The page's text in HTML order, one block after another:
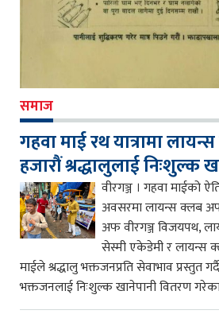
समाज
गहवा माई रथ यात्रामा
हजारौं श्रद्धालुलाई निःशुल्क
वीरगञ्ज । गहवा माईको
अवसरमा लायन्स क्लब
अफ वीरगञ्ज विजयपथ,
सेस्मी एकेडेमी र लायन्स
माईले श्रद्धालु भक्तजनप्रति सेवाभाव प्रस्तुत
भक्तजनलाई निःशुल्क खानेपानी वितरण